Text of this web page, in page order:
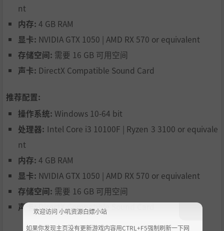
永远的挚友
在猫猫狗狗小屋领养一个新朋友吧。你可以喂养、抚摸和训
练它，让它成为你的得力帮手。
nt
内存: 4 GB RAM
显卡: NVIDIA GTX 1050 | AMD RX 570 or equivalent
存储空间: 需要 16 GB 可用空间
声卡: DirectX Compatible Sound Card
推荐配置:
操作系统: Windows 10-64 bit
处理器: Intel Core i3 10100F | Ryzen 3 3100 or equivale
nt
内存: 4 GB RAM
显卡: NVIDIA GTX 1050 | AMD RX 570 or equivalent
存储空间: 需要 16 GB 可用空间
声卡:DirectX Compatible Sound Card
欢迎访问 小叽资源白嫖小站
如果你发现主页没有更新游戏内容用CTRL+F5强制刷新一下网